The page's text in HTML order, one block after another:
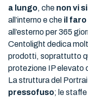
a lungo, che non vi
all’interno e che il faro
all’esterno per 365
Centolight dedica
prodotti, soprattutto
protezione IP elevato
La struttura del
pressofuso; le